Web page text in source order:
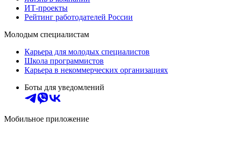
ИТ-проекты
Рейтинг работодателей России
Молодым специалистам
Карьера для молодых специалистов
Школа программистов
Карьера в некоммерческих организациях
Боты для уведомлений
Мобильное приложение